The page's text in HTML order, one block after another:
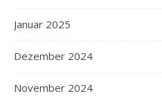
Januar 2025
Dezember 2024
November 2024